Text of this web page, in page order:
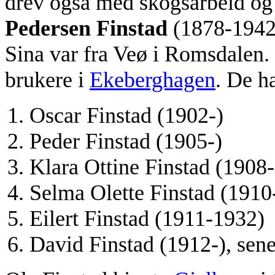
Pedersen Finstad (1878-
Sina var fra Veø i
brukere i Ekeberghagen. De
Oscar Finstad (1902-)
Peder Finstad (1905-)
Klara Ottine Finstad
Selma Olette Finstad
Eilert Finstad (1911-1932)
David Finstad (1912-),